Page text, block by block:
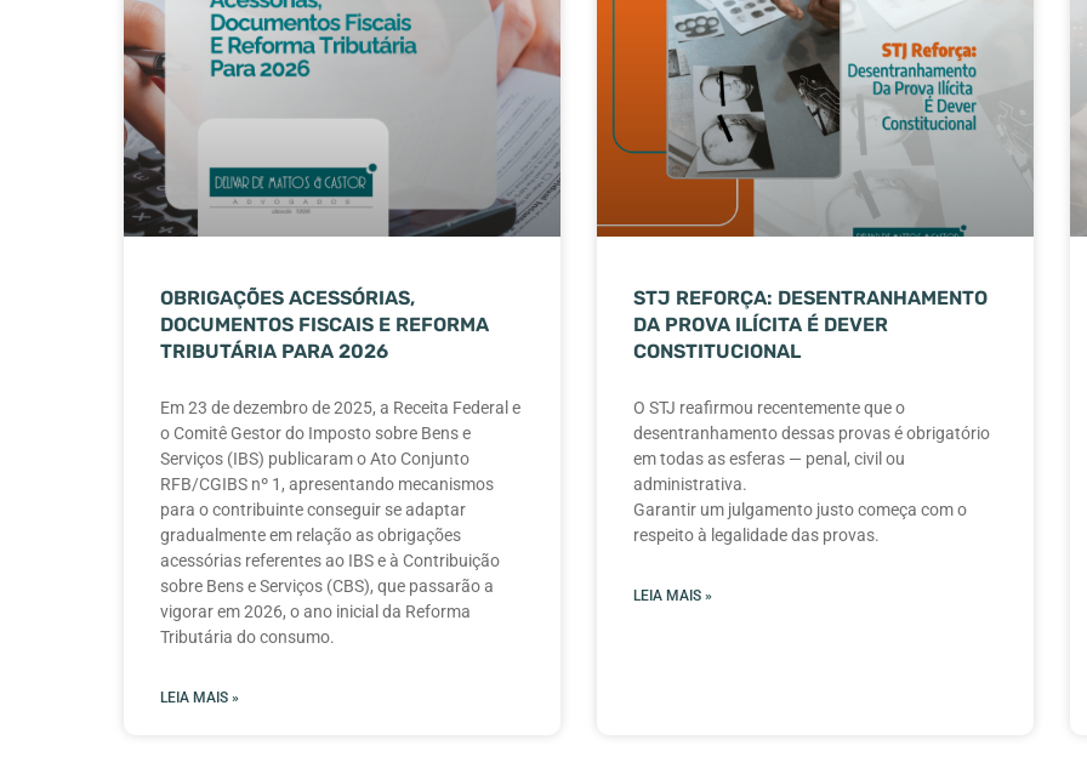
OBRIGAÇÕES ACESSÓRIAS,
DOCUMENTOS FISCAIS E REFORMA
TRIBUTÁRIA PARA 2026
Em 23 de dezembro de 2025, a Receita Federal e
o Comitê Gestor do Imposto sobre Bens e
Serviços (IBS) publicaram o Ato Conjunto
RFB/CGIBS nº 1, apresentando mecanismos
para o contribuinte conseguir se adaptar
gradualmente em relação as obrigações
acessórias referentes ao IBS e à Contribuição
sobre Bens e Serviços (CBS), que passarão a
vigorar em 2026, o ano inicial da Reforma
Tributária do consumo.
LEIA MAIS »
STJ REFORÇA: DESENTRANHAMENTO
DA PROVA ILÍCITA É DEVER
CONSTITUCIONAL
O STJ reafirmou recentemente que o
desentranhamento dessas provas é obrigatório
em todas as esferas — penal, civil ou
administrativa.
Garantir um julgamento justo começa com o
respeito à legalidade das provas.
LEIA MAIS »